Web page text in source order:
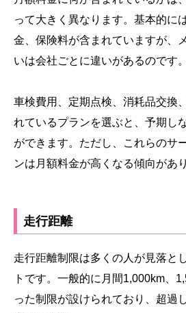
って大きく異なります。基本的に
金、保険料が含まれていますが、
いは会社ごとに違いがあるのです。
車検費用、定期点検、消耗品交換
れているプランを選ぶと、予期し
ができます。ただし、これらのサ
ンは月額料金が高くなる傾向があ
走行距離
走行距離制限は多くの人が見落と
トです。一般的に月間1,000km、
った制限が設けられており、超過